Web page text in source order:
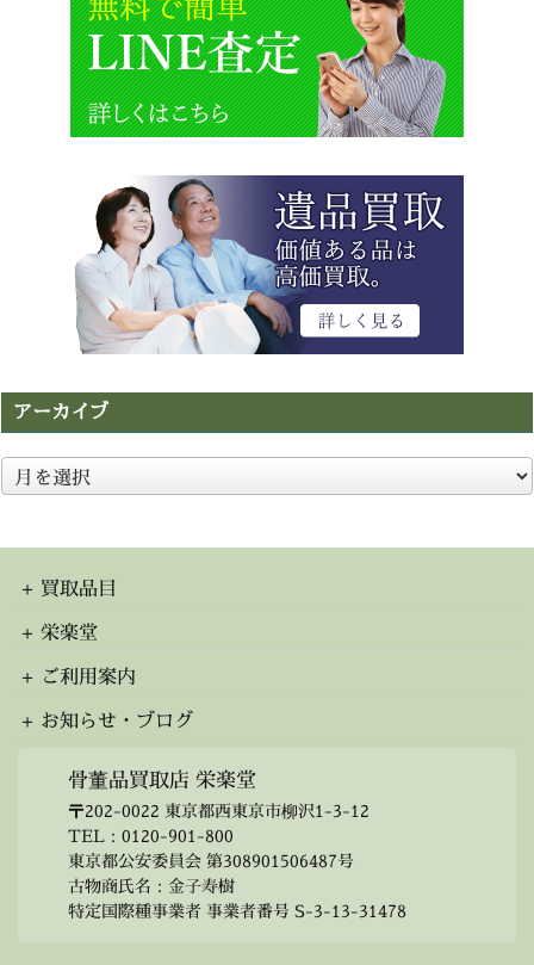
アーカイブ
ア
ー
イ
買取品目
栄楽堂
ご利用案内
お知らせ・ブログ
骨董品買取店 栄楽堂
〒202-0022 東京都西東京市柳沢1-3-12
TEL： 0120-901-800
東京都公安委員会 第308901506487号
古物商氏名：金子寿樹
特定国際種事業者 事業者番号 S-3-13-31478